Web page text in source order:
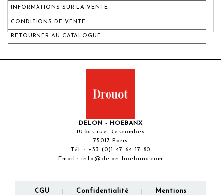
INFORMATIONS SUR LA VENTE
CONDITIONS DE VENTE
RETOURNER AU CATALOGUE
DELON - HOEBANX
10 bis rue Descombes
75017 Paris
Tél. : +33 (0)1 47 64 17 80
Email : info@delon-hoebanx.com
CGU Confidentialité Mentions